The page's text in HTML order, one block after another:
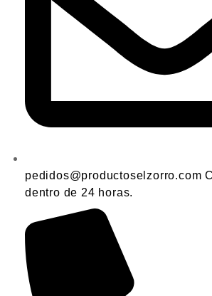
pedidos@productoselzorro.com
dentro de 24 horas.